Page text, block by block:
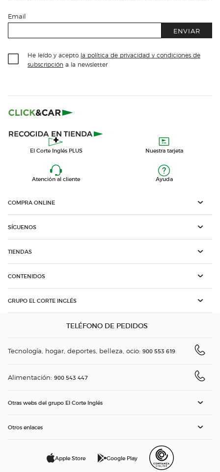
Email
ENVIAR
He leído y acepto la política de privacidad y condiciones de
subscripción a la newsletter
El Corte Inglés PLUS Nuestra tarjeta
Atención al cliente Ayuda
COMPRA ONLINE
SÍGUENOS
TIENDAS
CONTENIDOS
GRUPO EL CORTE INGLÉS
TELÉFONO DE PEDIDOS
Tecnología, hogar, deportes, belleza, ocio: 900 553 619
Alimentación: 900 543 447
Otras webs del grupo El Corte Inglés
Otros enlaces
Apple Store Google Play